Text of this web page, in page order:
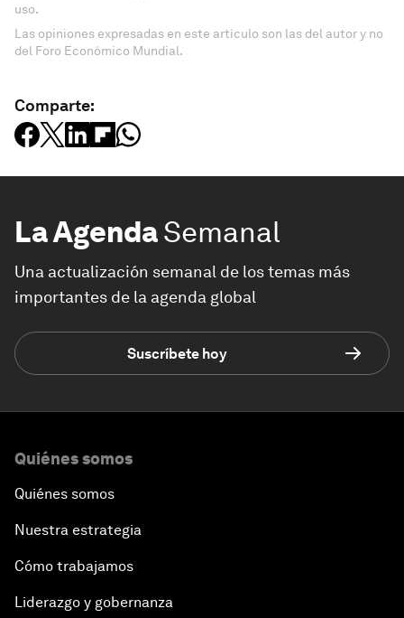
uso.
Las opiniones expresadas en este artículo son las del autor y no
del Foro Económico Mundial.
Comparte:
La AgendaSemanal
Una actualización semanal de los temas más
importantes de la agenda global
Suscríbete hoy
Quiénes somos
Quiénes somos
Nuestra estrategia
Cómo trabajamos
Liderazgo y gobernanza